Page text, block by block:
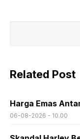
Related Post
Harga Emas
06-08-2026 - 10.00